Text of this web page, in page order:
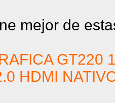
mejor de
GT220
HDMI